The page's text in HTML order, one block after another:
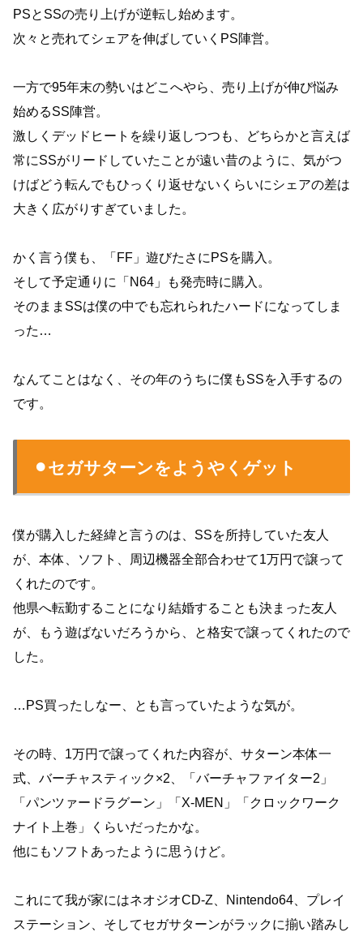
PSとSSの売り上げが逆転し始めます。
次々と売れてシェアを伸ばしていくPS陣営。
一方で95年末の勢いはどこへやら、売り上げが伸び悩み
始めるSS陣営。
激しくデッドヒートを繰り返しつつも、どちらかと言えば
常にSSがリードしていたことが遠い昔のように、気がつ
けばどう転んでもひっくり返せないくらいにシェアの差は
大きく広がりすぎていました。
かく言う僕も、「FF」遊びたさにPSを購入。
そして予定通りに「N64」も発売時に購入。
そのままSSは僕の中でも忘れられたハードになってしま
った…
なんてことはなく、その年のうちに僕もSSを入手するの
です。
⚫︎セガサターンをようやくゲット
僕が購入した経緯と言うのは、SSを所持していた友人
が、本体、ソフト、周辺機器全部合わせて1万円で譲って
くれたのです。
他県へ転勤することになり結婚することも決まった友人
が、もう遊ばないだろうから、と格安で譲ってくれたので
した。
…PS買ったしなー、とも言っていたような気が。
その時、1万円で譲ってくれた内容が、サターン本体一
式、バーチャスティック×2、「バーチャファイター2」
「パンツァードラグーン」「X-MEN」「クロックワーク
ナイト上巻」くらいだったかな。
他にもソフトあったように思うけど。
これにて我が家にはネオジオCD-Z、Nintendo64、プレイ
ステーション、そしてセガサターンがラックに揃い踏みし